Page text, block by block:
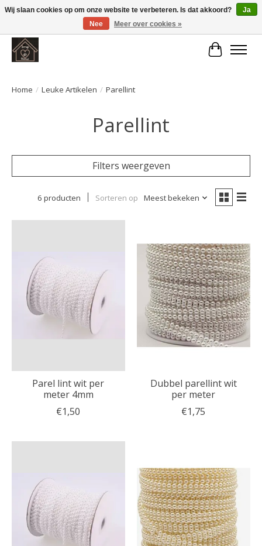
Large selection of products and fast shipping!
Home / Leuke Artikelen / Parellint
Parellint
Filters weergeven
6 producten Sorteren op Meest bekeken
Parel lint wit per
meter 4mm
€1,50
Dubbel parellint wit
per meter
€1,75
Wij slaan cookies op om onze website te verbeteren. Is dat akkoord?
Ja
Nee
Meer over cookies »